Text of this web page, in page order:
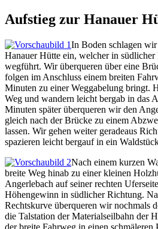
Aufstieg zur Hanauer
In Boden schlagen
Hanauer Hütte ein, welcher in
wegführt. Wir überqueren über eine
folgen im Anschluss einem breiten
Minuten zu einer Weggabelung bringt.
Weg und wandern leicht bergab in das
Minuten später überqueren wir den
gleich nach der Brücke zu einem
lassen. Wir gehen weiter geradeaus
spazieren leicht bergauf in ein
Nach einem kurzen
breite Weg hinab zu einer kleinen
Angerlebach auf seiner rechten
Höhengewinn in südlicher Richtung.
Rechtskurve überqueren wir nochmals
die Talstation der Materialseilbahn der